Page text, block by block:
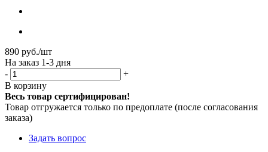
890 руб./шт
На заказ 1-3 дня
-
+
В корзину
Весь товар сертифицирован!
Товар отгружается только по предоплате (после согласования
заказа)
Задать вопрос